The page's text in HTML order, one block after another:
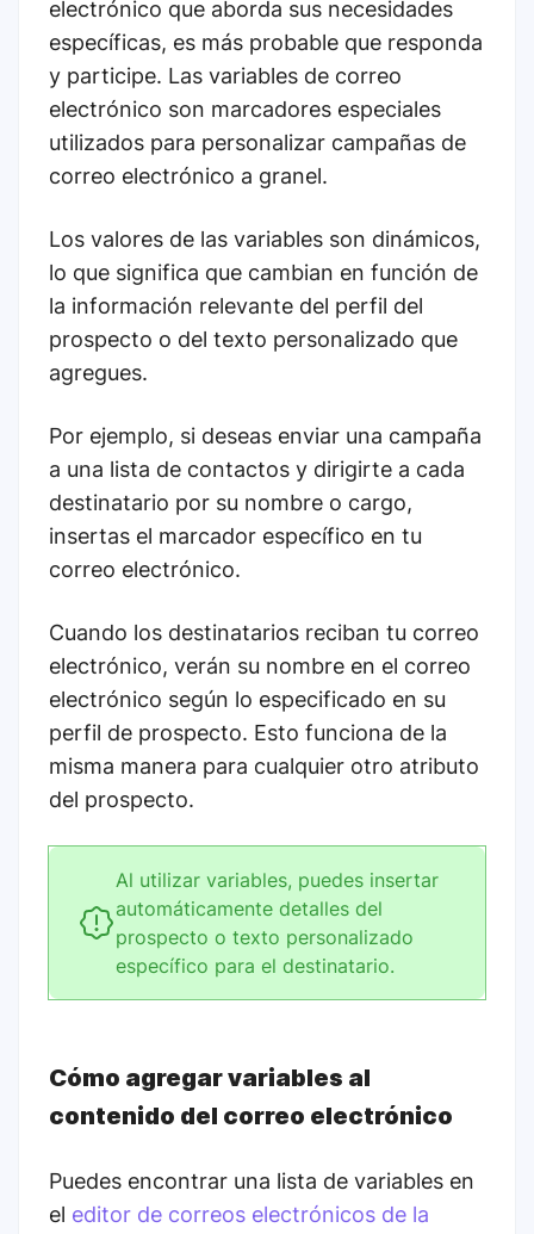
electrónico que aborda sus necesidades
específicas, es más probable que responda
y participe. Las variables de correo
electrónico son marcadores especiales
utilizados para personalizar campañas de
correo electrónico a granel.
Los valores de las variables son dinámicos,
lo que significa que cambian en función de
la información relevante del perfil del
prospecto o del texto personalizado que
agregues.
Por ejemplo, si deseas enviar una campaña
a una lista de contactos y dirigirte a cada
destinatario por su nombre o cargo,
insertas el marcador específico en tu
correo electrónico.
Cuando los destinatarios reciban tu correo
electrónico, verán su nombre en el correo
electrónico según lo especificado en su
perfil de prospecto. Esto funciona de la
misma manera para cualquier otro atributo
del prospecto.
Al utilizar variables, puedes insertar
automáticamente detalles del
prospecto o texto personalizado
específico para el destinatario.
Cómo agregar variables al
contenido del correo electrónico
Puedes encontrar una lista de variables en
el editor de correos electrónicos de la